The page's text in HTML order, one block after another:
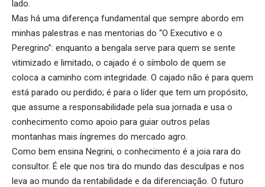
lado.
Mas há uma diferença fundamental que sempre abordo em
minhas palestras e nas mentorias do “O Executivo e o
Peregrino”: enquanto a bengala serve para quem se sente
vitimizado e limitado, o cajado é o símbolo de quem se
coloca a caminho com integridade. O cajado não é para quem
está parado ou perdido; é para o líder que tem um propósito,
que assume a responsabilidade pela sua jornada e usa o
conhecimento como apoio para guiar outros pelas
montanhas mais íngremes do mercado agro.
Como bem ensina Negrini, o conhecimento é a joia rara do
consultor. É ele que nos tira do mundo das desculpas e nos
leva ao mundo da rentabilidade e da diferenciação. O futuro